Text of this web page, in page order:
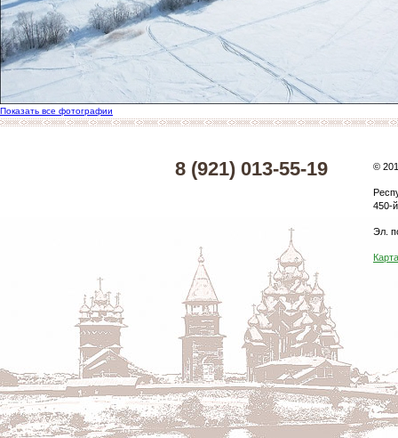
Показать все фотографии
8 (921) 013-55-19 ©
450-
Эл.